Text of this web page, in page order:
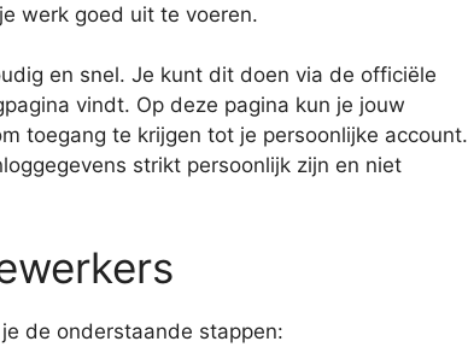
werk goed uit te voeren.
en snel. Je kunt dit doen via de officiële
vindt. Op deze pagina kun je jouw
toegang te krijgen tot je persoonlijke account.
strikt persoonlijk zijn en niet
de onderstaande stappen: